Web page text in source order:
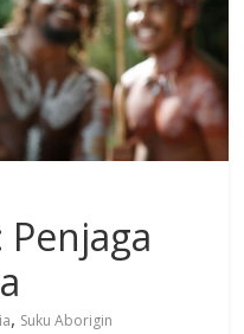
, Suku Aborigin